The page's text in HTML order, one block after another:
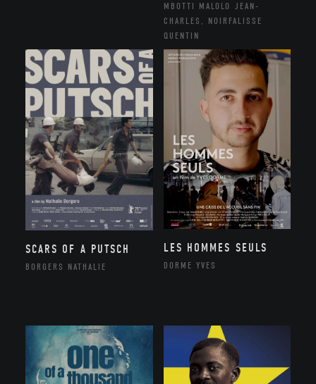
MBOTTI MALOLO JEAN-
CHARLES, NOIRFALISSE
QUENTIN
SCARS OF A PUTSCH
BORGERS NATHALIE
LES HOMMES SEULS
DORME YVES